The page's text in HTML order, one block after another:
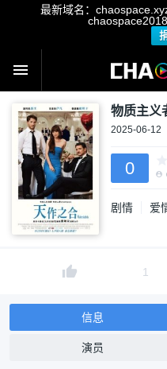
最新域名：
物质主义
2025-06-12
剧情 爱
1
信息
演员